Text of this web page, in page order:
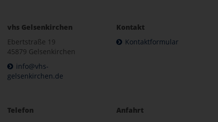
vhs Gelsenkirchen
Ebertstraße 19
45879 Gelsenkirchen
info@vhs-
gelsenkirchen.de
Kontakt
Kontaktformular
Telefon
Anfahrt